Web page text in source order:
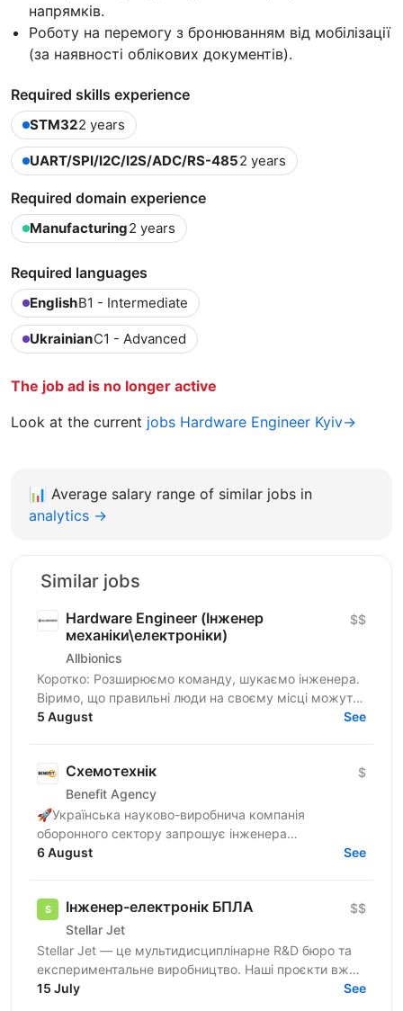
напрямків.
Роботу на перемогу з бронюванням від мобілізації
(за наявності облікових документів).
Required skills experience
STM322 years
UART/SPI/I2C/I2S/ADC/RS-4852 years
Required domain experience
Manufacturing2 years
Required languages
EnglishB1 - Intermediate
UkrainianC1 - Advanced
The job ad is no longer active
Look at the current jobs Hardware Engineer Kyiv→
📊 Average salary range of similar jobs in
analytics →
Similar jobs
Hardware Engineer (Інженер
механіки\електроніки)
Allbionics
$$
Коротко: Розширюємо команду, шукаємо інженера.
Віримо, що правильні люди на своєму місці можуть
зробити все що потрібно, особливо якщо їм не
5 August See
Схемотехнік
Benefit Agency
$
🚀Українська науково-виробнича компанія
оборонного сектору запрошує інженера
схемотехніка до команди в київський офіс.
6 August See
Інженер-електронік БПЛА
Stellar Jet
$$
Stellar Jet — це мультидисциплінарне R&D бюро та
експериментальне виробництво. Наші проєкти вже
довели свою ефективність, і ми продовжуємо
15 July See